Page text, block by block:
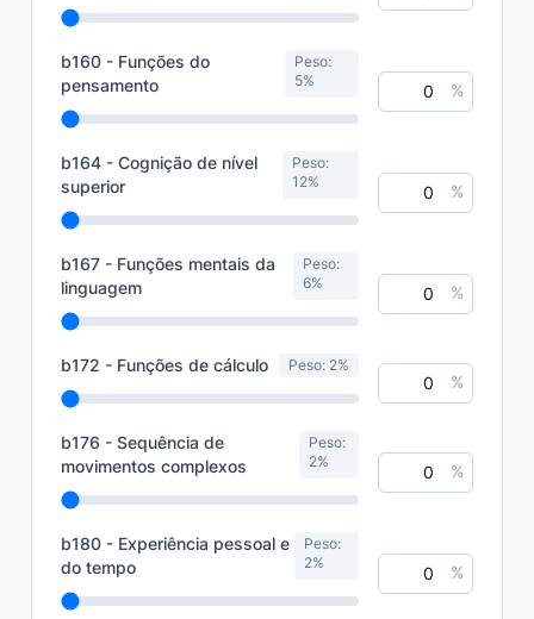
b160 - Funções do
pensamento
Peso:
5%
%
b164 - Cognição de nível
superior
Peso:
12%
%
b167 - Funções mentais da
linguagem
Peso:
6%
%
b172 - Funções de cálculo Peso: 2%
%
b176 - Sequência de
movimentos complexos
Peso:
2%
%
b180 - Experiência pessoal e
do tempo
Peso:
2%
%